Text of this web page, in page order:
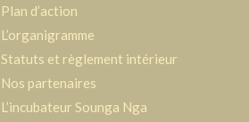
Plan d’action
L’organigramme
Statuts et règlement intérieur
Nos partenaires
L’incubateur Sounga Nga